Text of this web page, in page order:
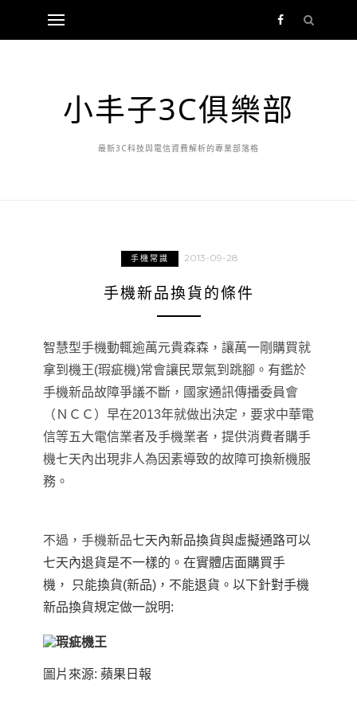
小丰子3C俱樂部
最新3C科技與電信資費解析的專業部落格
手機常識 2013-09-28
手機新品換貨的條件
智慧型手機動輒逾萬元貴森森，讓萬一剛購買就
拿到機王(瑕疵機)常會讓民眾氣到跳腳。有鑑於
手機新品故障爭議不斷，國家通訊傳播委員會
（ＮＣＣ）早在2013年就做出決定，要求中華電
信等五大電信業者及手機業者，提供消費者購手
機七天內出現非人為因素導致的故障可換新機服
務。
不過 ， 手機新品七天內新品換貨與虛擬通路可以
七天內退貨是不一樣的。 在實體店面購買手
機，
只能換貨(新品)， 不能退貨。 以下針對手機
新品換貨規定做一說明:
圖片來源: 蘋果日報